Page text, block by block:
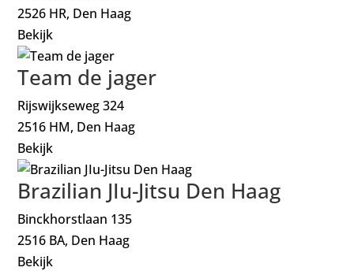
2526 HR, Den Haag
Bekijk
Team de jager
Rijswijkseweg 324
2516 HM, Den Haag
Bekijk
Brazilian JIu-Jitsu Den Haag
Binckhorstlaan 135
2516 BA, Den Haag
Bekijk